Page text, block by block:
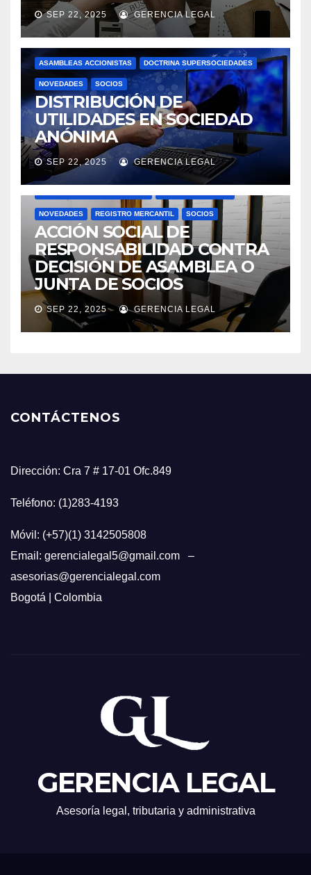
SEP 22, 2025 GERENCIA LEGAL
ASAMBLEAS ACCIONISTAS DOCTRINA SUPERSOCIEDADES
NOVEDADES SOCIOS
DISTRIBUCIÓN DE
UTILIDADES EN SOCIEDAD
ANÓNIMA
SEP 22, 2025 GERENCIA LEGAL
ACTAS ASAMBLEAS ACCIONISTAS
NOVEDADES REGISTRO MERCANTIL SOCIOS
ACCIÓN SOCIAL DE
RESPONSABILIDAD CONTRA
DECISIÓN DE ASAMBLEA O
JUNTA DE SOCIOS
SEP 22, 2025 GERENCIA LEGAL
CONTÁCTENOS
Dirección: Cra 7 # 17-01 Ofc.849
Teléfono: (1)283-4193
Móvil: (+57)(1) 3142505808
Email: gerencialegal5@gmail.com –
asesorias@gerencialegal.com
Bogotá | Colombia
GERENCIA LEGAL
Asesoría legal, tributaria y administrativa